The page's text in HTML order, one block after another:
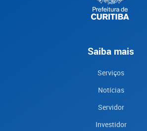
Saiba mais
Serviços
Notícias
Servidor
Investidor